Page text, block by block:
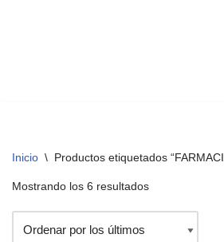
Inicio \ Productos etiquetados
Mostrando los 6 resultados